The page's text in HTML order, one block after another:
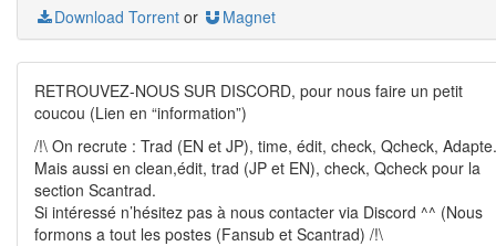
Download Torrent or Magnet
RETROUVEZ-NOUS SUR DISCORD, pour nous faire un petit
coucou (Lien en “information”)
/!\ On recrute : Trad (EN et JP), time, édit, check, Qcheck, Adapte.
Mais aussi en clean,édit, trad (JP et EN), check, Qcheck pour la
section Scantrad.
Si intéressé n’hésitez pas à nous contacter via Discord ^^ (Nous
formons a tout les postes (Fansub et Scantrad) /!\